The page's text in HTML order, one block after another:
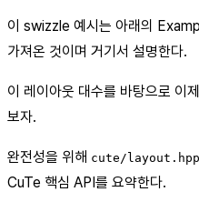
이 swizzle 예시는 아래의
가져온 것이며 거기서 설명한다.
이 레이아웃 대수를 바탕으로 이
보자.
완전성을 위해 cute/layout.hpp
CuTe 핵심 API를 요약한다.